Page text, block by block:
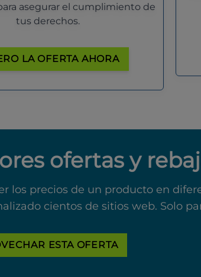
asegurar el cumplimiento de
tus derechos.
LA OFERTA AHORA
ofertas y
los precios de un producto en
cientos de sitios web. Solo
ESTA OFERTA